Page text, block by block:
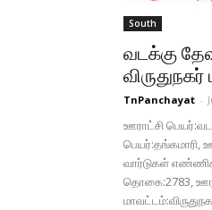
South
வடக்கு
TnPanchayat -
ஊராட்சி
பெயர்:தங்கமாரி,
வார்டுகள்
தொகை:2783,